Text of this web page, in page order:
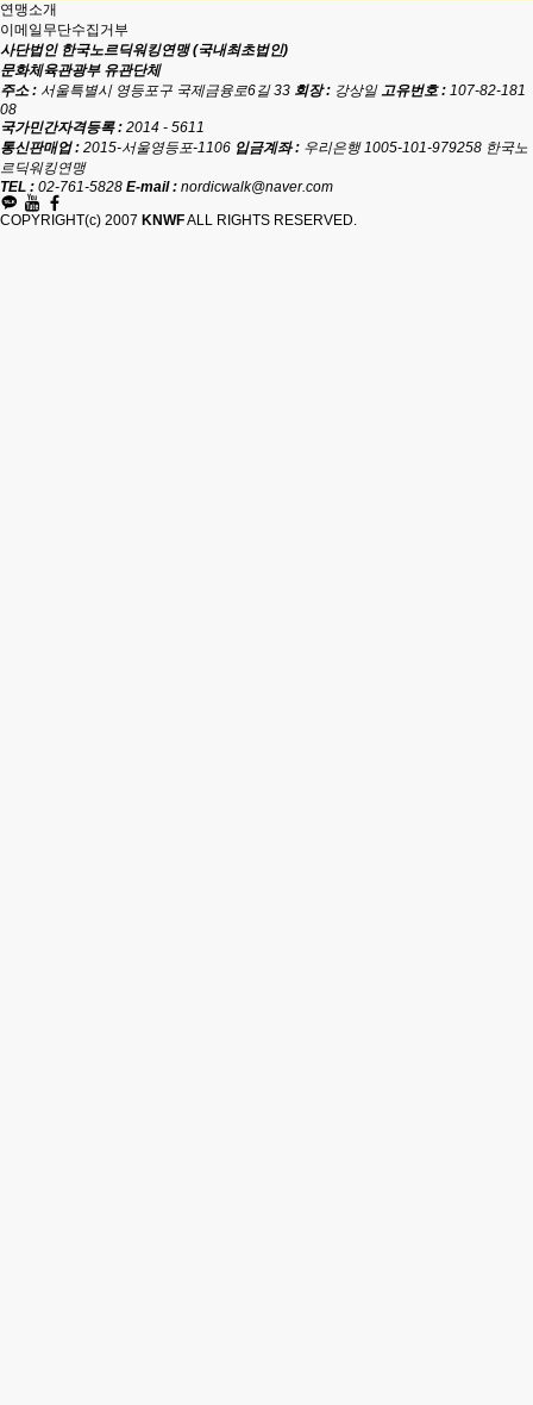
연맹소개
이메일무단수집거부
사단법인 한국노르딕워킹연맹 (국내최초법인)
문화체육관광부 유관단체
주소 : 서울특별시 영등포구 국제금융로6길 33 회장 : 강상일 고유번호 : 107-82-181
08
국가민간자격등록 : 2014 - 5611
통신판매업 : 2015-서울영등포-1106 입금계좌 : 우리은행 1005-101-979258 한국노
르딕워킹연맹
TEL : 02-761-5828 E-mail : nordicwalk@naver.com
COPYRIGHT(c) 2007 KNWFALL RIGHTS RESERVED.